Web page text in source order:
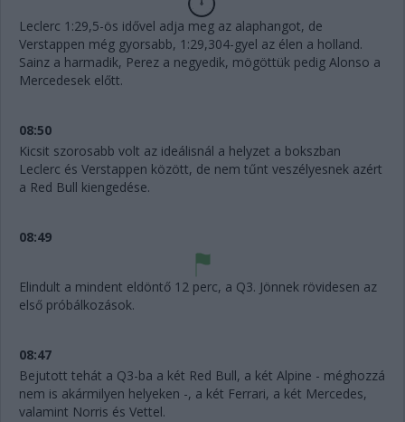
Leclerc 1:29,5-ös idővel adja meg az alaphangot, de
Verstappen még gyorsabb, 1:29,304-gyel az élen a holland.
Sainz a harmadik, Perez a negyedik, mögöttük pedig Alonso a
Mercedesek előtt.
08:50
Kicsit szorosabb volt az ideálisnál a helyzet a bokszban
Leclerc és Verstappen között, de nem tűnt veszélyesnek azért
a Red Bull kiengedése.
08:49
Elindult a mindent eldöntő 12 perc, a Q3. Jönnek rövidesen az
első próbálkozások.
08:47
Bejutott tehát a Q3-ba a két Red Bull, a két Alpine - méghozzá
nem is akármilyen helyeken -, a két Ferrari, a két Mercedes,
valamint Norris és Vettel.